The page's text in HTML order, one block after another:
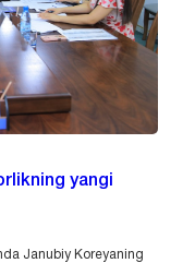
yangi
Janubiy Koreyaning